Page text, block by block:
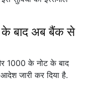
बाद अब बैंक से
1000 के नोट के बाद
जारी कर दिया है.